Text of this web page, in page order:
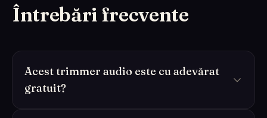
Întrebări frecvente
Acest trimmer audio este cu adevărat
gratuit?